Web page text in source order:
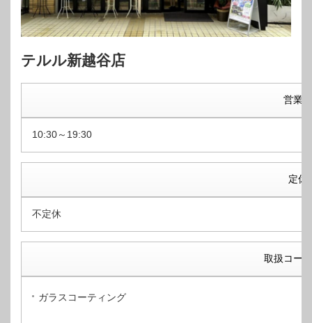
テルル新越谷店
営業
10:30～19:30
定休
不定休
取扱コー
ガラスコーティング